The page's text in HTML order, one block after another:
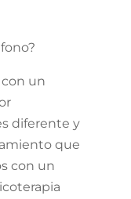
con un
diferente y
que
con un